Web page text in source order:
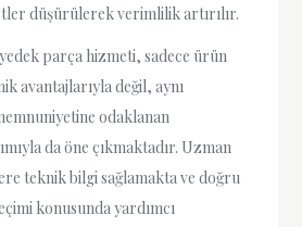
düşürülerek verimlilik artırılır.
parça hizmeti, sadece ürün
avantajlarıyla değil, aynı
odaklanan
da öne çıkmaktadır. Uzman
teknik bilgi sağlamakta ve doğru
konusunda yardımcı